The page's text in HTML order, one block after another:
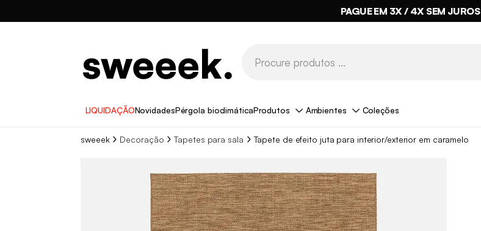
PAGUE EM 3X / 4X SEM JUROS
LIQUIDAÇÃONovidadesPérgola bioclimáticaProdutos Ambientes Coleções
sweeek Decoração Tapetes para sala Tapete de efeito juta para interior/exterior em caramelo